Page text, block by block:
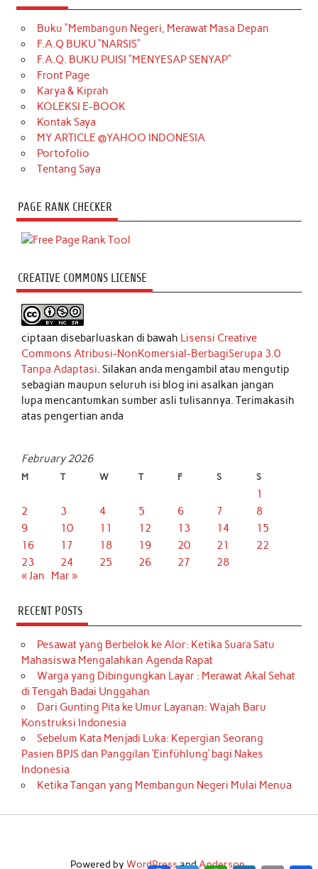
Buku “Membangun Negeri, Merawat Masa Depan
F.A.Q BUKU “NARSIS”
F.A.Q. BUKU PUISI “MENYESAP SENYAP”
Front Page
Karya & Kiprah
KOLEKSI E-BOOK
Kontak Saya
MY ARTICLE @YAHOO INDONESIA
Portofolio
Tentang Saya
PAGE RANK CHECKER
CREATIVE COMMONS LICENSE
ciptaan disebarluaskan di bawah Lisensi Creative
Commons Atribusi-NonKomersial-BerbagiSerupa 3.0
Tanpa Adaptasi . Silakan anda mengambil atau mengutip
sebagian maupun seluruh isi blog ini asalkan jangan
lupa mencantumkan sumber asli tulisannya. Terimakasih
atas pengertian anda
February 2026
M T W T F S S
1
2
3 4 5 6 7
8
9
10 11 12 13 14
15
16
17 18 19 20 21
22
23
24 25 26 27
28
« Jan
Mar »
RECENT POSTS
Pesawat yang Berbelok ke Alor: Ketika Suara Satu
Mahasiswa Mengalahkan Agenda Rapat
Warga yang Dibingungkan Layar : Merawat Akal Sehat
di Tengah Badai Unggahan
Dari Gunting Pita ke Umur Layanan: Wajah Baru
Konstruksi Indonesia
Sebelum Kata Menjadi Luka: Kepergian Seorang
Pasien BPJS dan Panggilan ‘Einfühlung’ bagi Nakes
Indonesia
Ketika Tangan yang Membangun Negeri Mulai Menua
Powered by WordPressandAnderson.